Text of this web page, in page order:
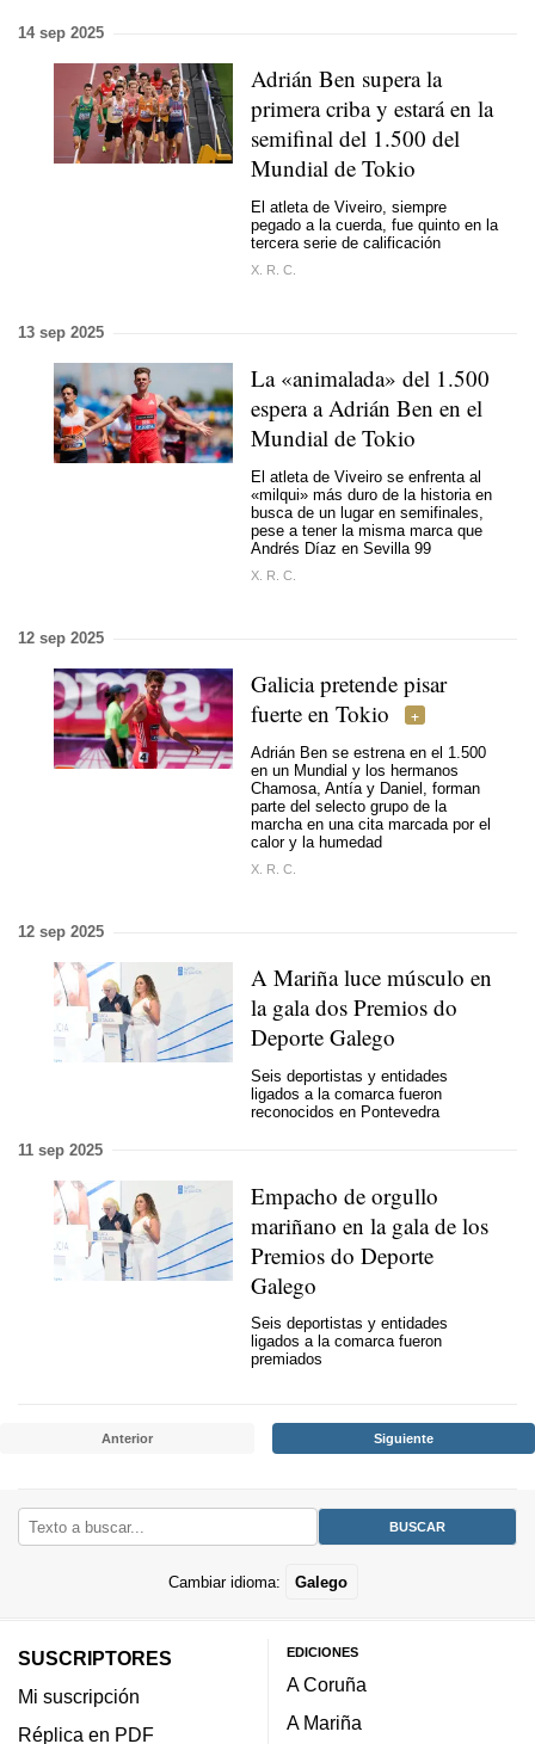
14 sep 2025
Adrián Ben supera la
primera criba y estará en la
semifinal del 1.500 del
Mundial de Tokio
El atleta de Viveiro, siempre
pegado a la cuerda, fue quinto en la
tercera serie de calificación
X. R. C.
13 sep 2025
La «animalada» del 1.500
espera a Adrián Ben en el
Mundial de Tokio
El atleta de Viveiro se enfrenta al
«milqui» más duro de la historia en
busca de un lugar en semifinales,
pese a tener la misma marca que
Andrés Díaz en Sevilla 99
X. R. C.
12 sep 2025
Galicia pretende pisar
fuerte en Tokio
Adrián Ben se estrena en el 1.500
en un Mundial y los hermanos
Chamosa, Antía y Daniel, forman
parte del selecto grupo de la
marcha en una cita marcada por el
calor y la humedad
X. R. C.
12 sep 2025
A Mariña luce músculo en
la gala dos Premios do
Deporte Galego
Seis deportistas y entidades
ligados a la comarca fueron
reconocidos en Pontevedra
11 sep 2025
Empacho de orgullo
mariñano en la gala de los
Premios do Deporte
Galego
Seis deportistas y entidades
ligados a la comarca fueron
premiados
Anterior Siguiente
Cambiar idioma: Galego
SUSCRIPTORES
Mi suscripción
Réplica en PDF
EDICIONES
A Coruña
A Mariña